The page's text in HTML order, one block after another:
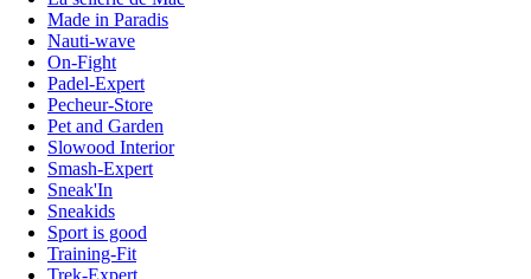
Made in Paradis
Nauti-wave
On-Fight
Padel-Expert
Pecheur-Store
Pet and Garden
Slowood Interior
Smash-Expert
Sneak'In
Sneakids
Sport is good
Training-Fit
Trek-Expert